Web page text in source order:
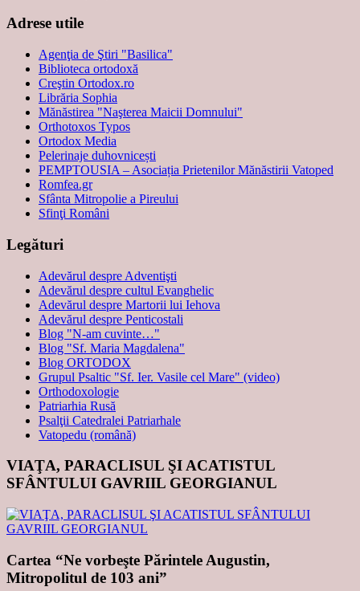
Adrese utile
Agenţia de Ştiri "Basilica"
Biblioteca ortodoxă
Creştin Ortodox.ro
Librăria Sophia
Mănăstirea "Naşterea Maicii Domnului"
Orthotoxos Typos
Ortodox Media
Pelerinaje duhovnicești
PEMPTOUSIA – Asociația Prietenilor Mănăstirii Vatoped
Romfea.gr
Sfânta Mitropolie a Pireului
Sfinţi Români
Legături
Adevărul despre Adventişti
Adevărul despre cultul Evanghelic
Adevărul despre Martorii lui Iehova
Adevărul despre Penticostali
Blog "N-am cuvinte…"
Blog "Sf. Maria Magdalena"
Blog ORTODOX
Grupul Psaltic "Sf. Ier. Vasile cel Mare" (video)
Orthodoxologie
Patriarhia Rusă
Psalţii Catedralei Patriarhale
Vatopedu (română)
VIAŢA, PARACLISUL ŞI ACATISTUL
SFÂNTULUI GAVRIIL GEORGIANUL
Cartea “Ne vorbeşte Părintele Augustin,
Mitropolitul de 103 ani”